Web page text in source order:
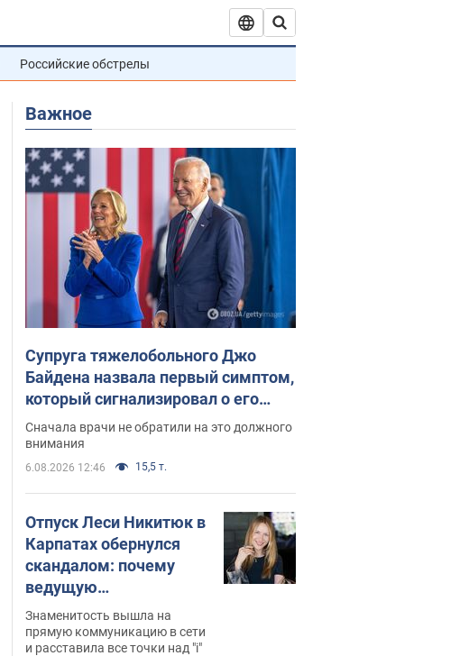
Российские обстрелы
Важное
Супруга тяжелобольного Джо
Байдена назвала первый симптом,
который сигнализировал о его
"агрессивном" раке
Сначала врачи не обратили на это должного
внимания
6.08.2026 12:46 15,5 т.
Отпуск Леси Никитюк в
Карпатах обернулся
скандалом: почему
ведущую
несправедливо
захейтили
Знаменитость вышла на
прямую коммуникацию в сети
и расставила все точки над "i"